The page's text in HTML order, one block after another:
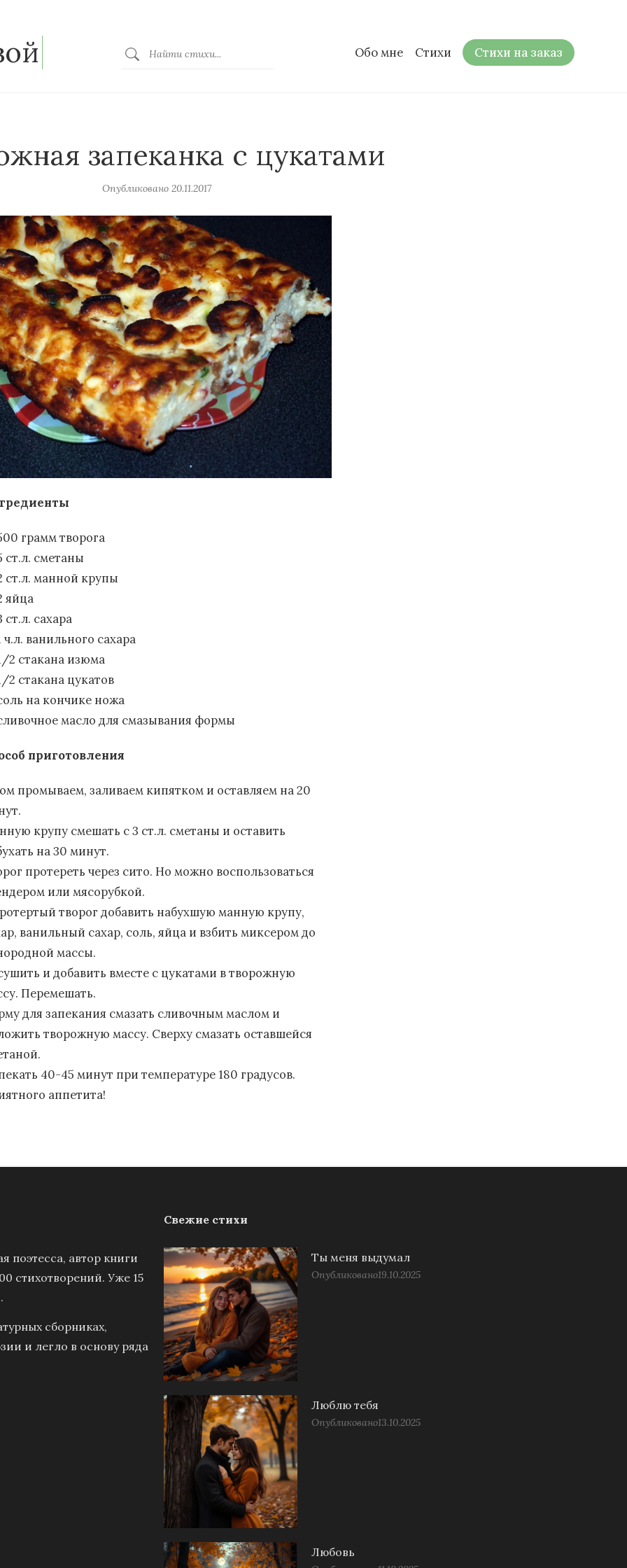
Обо мне Стихи Стихи на заказ
запеканка с цукатами
Опубликовано 20.11.2017
грамм творога
ст.л. сметаны
ст.л. манной крупы
яйца
ст.л. сахара
ч.л. ванильного сахара
2 стакана изюма
2 стакана цукатов
на кончике ножа
масло для смазывания формы
приготовления
промываем, заливаем кипятком и оставляем на 20
крупу смешать с 3 ст.л. сметаны и оставить
на 30 минут.
протереть через сито. Но можно воспользоваться
или мясорубкой.
творог добавить набухшую манную крупу,
ванильный сахар, соль, яйца и взбить миксером до
массы.
и добавить вместе с цукатами в творожную
Перемешать.
для запекания смазать сливочным маслом и
творожную массу. Сверху смазать оставшейся
40-45 минут при температуре 180 градусов.
аппетита!
поэтесса, автор книги
стихотворений. Уже 15
сборниках,
и легло в основу ряда
Свежие стихи
Ты меня выдумал
Опубликовано19.10.2025
Люблю тебя
Опубликовано13.10.2025
Любовь